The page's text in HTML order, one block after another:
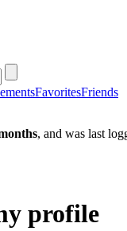
FavoritesFriends
, and was last
profile